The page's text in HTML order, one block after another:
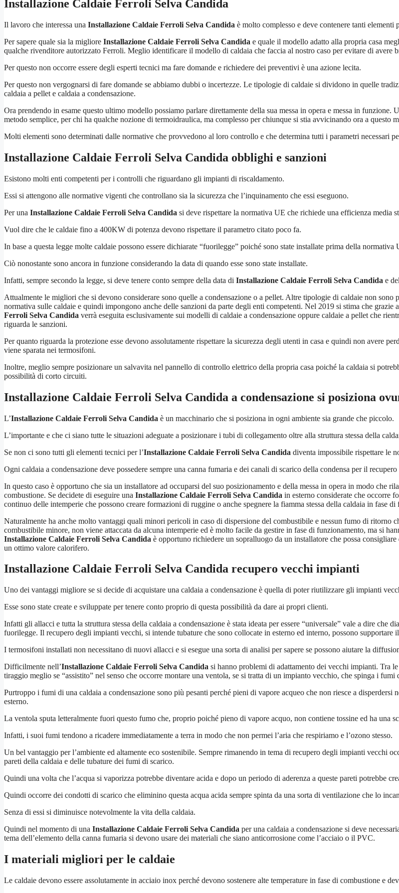
Installazione Caldaie Ferroli Selva Candida
Il lavoro che interessa una Installazione Caldaie Ferroli Selva Candida è molto complesso e deve contenere tanti elementi
Per sapere quale sia la migliore Installazione Caldaie Ferroli Selva Candida e quale il modello adatto alla propria casa
qualche rivenditore autorizzato Ferroli. Meglio identificare il modello di caldaia che faccia al nostro caso per evitare di avere
Per questo non occorre essere degli esperti tecnici ma fare domande e richiedere dei preventivi è una azione lecita.
Per questo non vergognarsi di fare domande se abbiamo dubbi o incertezze. Le tipologie di caldaie si dividono in quelle
caldaia a pellet e caldaia a condensazione.
Ora prendendo in esame questo ultimo modello possiamo parlare direttamente della sua messa in opera e messa in funzione.
metodo semplice, per chi ha qualche nozione di termoidraulica, ma complesso per chiunque si stia avvicinando ora a questo
Molti elementi sono determinati dalle normative che provvedono al loro controllo e che determina tutti i parametri necessari
Installazione Caldaie Ferroli Selva Candida obblighi e sanzioni
Esistono molti enti competenti per i controlli che riguardano gli impianti di riscaldamento.
Essi si attengono alle normative vigenti che controllano sia la sicurezza che l’inquinamento che essi eseguono.
Per una Installazione Caldaie Ferroli Selva Candida si deve rispettare la normativa UE che richiede una efficienza media
Vuol dire che le caldaie fino a 400KW di potenza devono rispettare il parametro citato poco fa.
In base a questa legge molte caldaie possono essere dichiarate “fuorilegge” poiché sono state installate prima della normativa
Ciò nonostante sono ancora in funzione considerando la data di quando esse sono state installate.
Infatti, sempre secondo la legge, si deve tenere conto sempre della data di Installazione Caldaie Ferroli Selva Candida e
Attualmente le migliori che si devono considerare sono quelle a condensazione o a pellet. Altre tipologie di caldaie non sono
normativa sulle caldaie e quindi impongono anche delle sanzioni da parte degli enti competenti. Nel 2019 si stima che grazie
Ferroli Selva Candida verrà eseguita esclusivamente sui modelli di caldaie a condensazione oppure caldaie a pellet che
riguarda le sanzioni.
Per quanto riguarda la protezione esse devono assolutamente rispettare la sicurezza degli utenti in casa e quindi non avere
viene sparata nei termosifoni.
Inoltre, meglio sempre posizionare un salvavita nel pannello di controllo elettrico della propria casa poiché la caldaia si
possibilità di corto circuiti.
Installazione Caldaie Ferroli Selva Candida a condensazione si posiziona
L’Installazione Caldaie Ferroli Selva Candida è un macchinario che si posiziona in ogni ambiente sia grande che piccolo.
L’importante e che ci siano tutte le situazioni adeguate a posizionare i tubi di collegamento oltre alla struttura stessa della
Se non ci sono tutti gli elementi tecnici per l’Installazione Caldaie Ferroli Selva Candida diventa impossibile rispettare le
Ogni caldaia a condensazione deve possedere sempre una canna fumaria e dei canali di scarico della condensa per il
In questo caso è opportuno che sia un installatore ad occuparsi del suo posizionamento e della messa in opera in modo che
combustione. Se decidete di eseguire una Installazione Caldaie Ferroli Selva Candida in esterno considerate che occorre
continuo delle intemperie che possono creare formazioni di ruggine o anche spegnere la fiamma stessa della caldaia in fase di
Naturalmente ha anche molto vantaggi quali minori pericoli in caso di dispersione del combustibile e nessun fumo di ritorno
combustibile minore, non viene attaccata da alcuna intemperie ed è molto facile da gestire in fase di funzionamento, ma si
Installazione Caldaie Ferroli Selva Candida è opportuno richiedere un sopralluogo da un installatore che possa
un ottimo valore calorifero.
Installazione Caldaie Ferroli Selva Candida recupero vecchi impianti
Uno dei vantaggi migliore se si decide di acquistare una caldaia a condensazione è quella di poter riutilizzare gli impianti
Esse sono state create e sviluppate per tenere conto proprio di questa possibilità da dare ai propri clienti.
Infatti gli allacci e tutta la struttura stessa della caldaia a condensazione è stata ideata per essere “universale” vale a dire
fuorilegge. Il recupero degli impianti vecchi, si intende tubature che sono collocate in esterno ed interno, possono supportare
I termosifoni installati non necessitano di nuovi allacci e si esegue una sorta di analisi per sapere se possono aiutare la
Difficilmente nell’Installazione Caldaie Ferroli Selva Candida si hanno problemi di adattamento dei vecchi impianti. Tra
tiraggio meglio se “assistito” nel senso che occorre montare una ventola, se si tratta di un impianto vecchio, che spinga i fumi
Purtroppo i fumi di una caldaia a condensazione sono più pesanti perché pieni di vapore acqueo che non riesce a
esterno.
La ventola sputa letteralmente fuori questo fumo che, proprio poiché pieno di vapore acquo, non contiene tossine ed ha una
Infatti, i suoi fumi tendono a ricadere immediatamente a terra in modo che non permei l’aria che respiriamo e l’ozono stesso.
Un bel vantaggio per l’ambiente ed altamente eco sostenibile. Sempre rimanendo in tema di recupero degli impianti vecchi
pareti della caldaia e delle tubature dei fumi di scarico.
Quindi una volta che l’acqua si vaporizza potrebbe diventare acida e dopo un periodo di aderenza a queste pareti potrebbe
Quindi occorre dei condotti di scarico che eliminino questa acqua acida sempre spinta da una sorta di ventilazione che lo
Senza di essi si diminuisce notevolmente la vita della caldaia.
Quindi nel momento di una Installazione Caldaie Ferroli Selva Candida per una caldaia a condensazione si deve
tema dell’elemento della canna fumaria si devono usare dei materiali che siano anticorrosione come l’acciaio o il PVC.
I materiali migliori per le caldaie
Le caldaie devono essere assolutamente in acciaio inox perché devono sostenere alte temperature in fase di combustione e